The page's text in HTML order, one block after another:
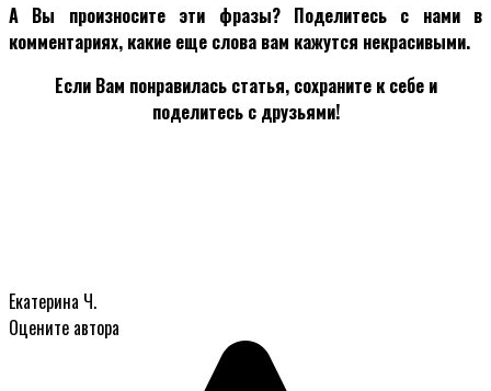
А Вы произносите эти фразы? Поделитесь с нами в
комментариях, какие еще слова вам кажутся некрасивыми.
Если Вам понравилась статья, сохраните к себе и
поделитесь с друзьями!
Екатерина Ч.
Оцените автора